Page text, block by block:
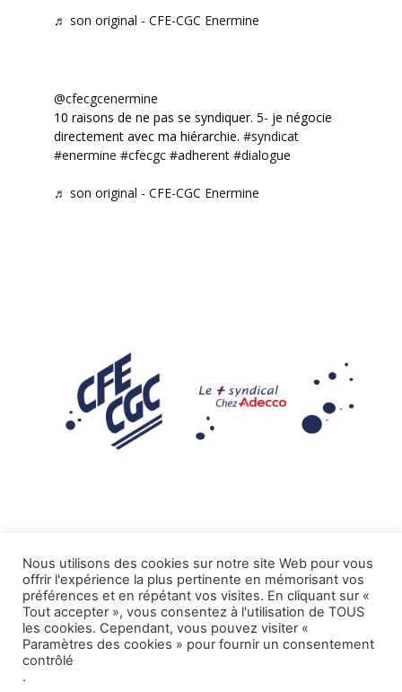
♬ son original - CFE-CGC Enermine
@cfecgcenermine
10 raisons de ne pas se syndiquer. 5- je négocie
directement avec ma hiérarchie. #syndicat
#enermine #cfecgc #adherent #dialogue
♬ son original - CFE-CGC Enermine
Mentions légales
Tous droits réservés CFE-CGC ADECCO.
Nous utilisons des cookies sur notre site Web pour vous
offrir l'expérience la plus pertinente en mémorisant vos
préférences et en répétant vos visites. En cliquant sur «
Tout accepter », vous consentez à l'utilisation de TOUS
les cookies. Cependant, vous pouvez visiter «
Paramètres des cookies » pour fournir un consentement
contrôlé
.